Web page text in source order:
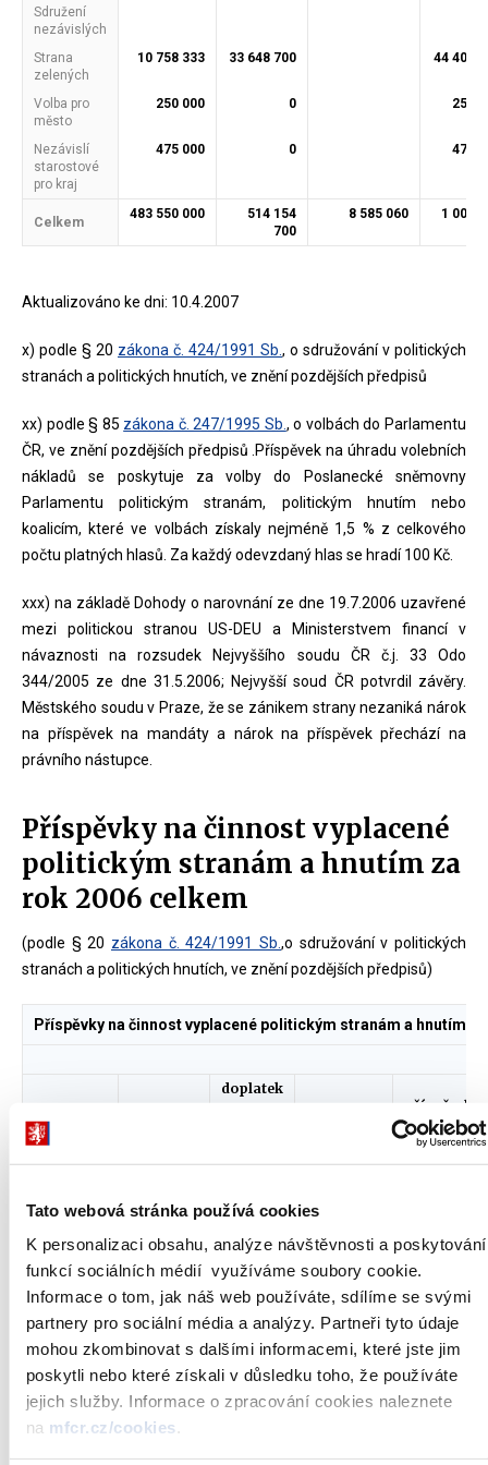
Tato webová stránka používá cookies
K personalizaci obsahu, analýze návštěvnosti a poskytování
funkcí sociálních médií využíváme soubory cookie.
Informace o tom, jak náš web používáte, sdílíme se svými
partnery pro sociální média a analýzy. Partneři tyto údaje
mohou zkombinovat s dalšími informacemi, které jste jim
poskytli nebo které získali v důsledku toho, že používáte
jejich služby. Informace o zpracování cookies naleznete
na mfcr.cz/cookies.
Sdružení
nezávislých
Strana
zelených
10 758 333 33 648 700 44 407
Volba pro
město
250 000 0 250
Nezávislí
starostové
pro kraj
475 000 0 475
Celkem
483 550 000
514 154
700
8 585 060
1 006
Aktualizováno ke dni: 10.4.2007
x) podle § 20 zákona č. 424/1991 Sb., o sdružování v politických
stranách a politických hnutích, ve znění pozdějších předpisů
xx) podle § 85 zákona č. 247/1995 Sb., o volbách do Parlamentu
ČR, ve znění pozdějších předpisů .Příspěvek na úhradu volebních
nákladů se poskytuje za volby do Poslanecké sněmovny
Parlamentu politickým stranám, politickým hnutím nebo
koalicím, které ve volbách získaly nejméně 1,5 % z celkového
počtu platných hlasů. Za každý odevzdaný hlas se hradí 100 Kč.
xxx) na základě Dohody o narovnání ze dne 19.7.2006 uzavřené
mezi politickou stranou US-DEU a Ministerstvem financí v
návaznosti na rozsudek Nejvyššího soudu ČR č.j. 33 Odo
344/2005 ze dne 31.5.2006; Nejvyšší soud ČR potvrdil závěry.
Městského soudu v Praze, že se zánikem strany nezaniká nárok
na příspěvek na mandáty a nárok na příspěvek přechází na
právního nástupce.
Příspěvky na činnost vyplacené
politickým stranám a hnutím za
rok 2006 celkem
(podle § 20 zákona č. 424/1991 Sb.,o sdružování v politických
stranách a politických hnutích, ve znění pozdějších předpisů)
Příspěvky na činnost vyplacené politickým stranám a hnutím
Název
doplatek
příspěvek
na
mandát
ČSSD
10 000 000 300 000 64 800 000
10 000 000 1 725 000 62 550 000 33 525 000
KDU - ČSL 7 500 000 15 750 000
11 700 000
KSČM
10 000 000 30 150 000
1 800 000
US-DEU
2 500 000 4 050 000
7 050 000
ODA
0 0
750 000
SNK
Evropští
0 0 2 700 000